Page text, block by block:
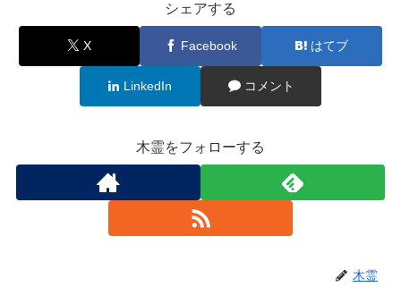
シェアする
X Facebook はてブ
LinkedIn コメント
木霊をフォローする
木霊